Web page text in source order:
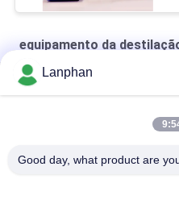
equipamento da
equipamento da destilação do
Lanphan
Good day, what product are